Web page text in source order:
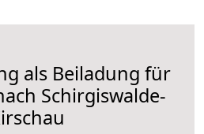
als Beiladung für
Schirgiswalde-